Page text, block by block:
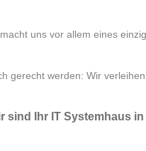
uns vor allem eines
gerecht werden: Wir
sind Ihr IT Systemhaus